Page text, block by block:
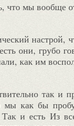
что мы вообще
настрой,
они, грубо
как им
так
мы как бы
и есть Из